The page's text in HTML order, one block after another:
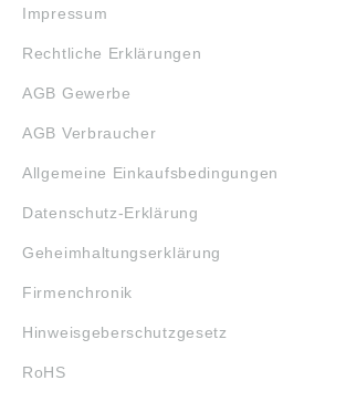
Impressum
Rechtliche Erklärungen
AGB Gewerbe
AGB Verbraucher
Allgemeine Einkaufsbedingungen
Datenschutz-Erklärung
Geheimhaltungserklärung
Firmenchronik
Hinweisgeberschutzgesetz
RoHS